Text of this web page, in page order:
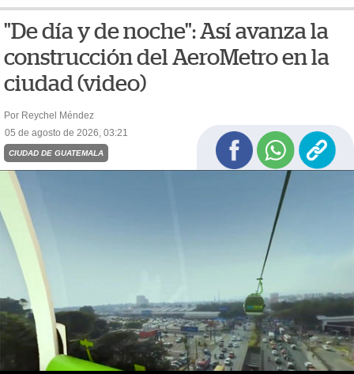
"De día y de noche": Así avanza la
construcción del AeroMetro en la
ciudad (video)
Por Reychel Méndez
05 de agosto de 2026, 03:21
CIUDAD DE GUATEMALA